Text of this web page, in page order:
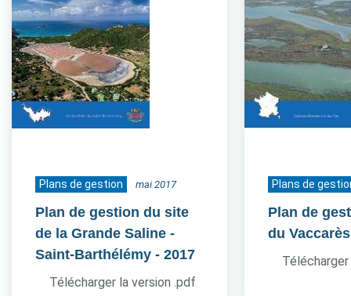
Plans de gestion mai 2017
Plan de gestion du site
de la Grande Saline -
Saint-Barthélémy - 2017
Télécharger la version .pdf
Plans de
Plan de
du Vaccarès